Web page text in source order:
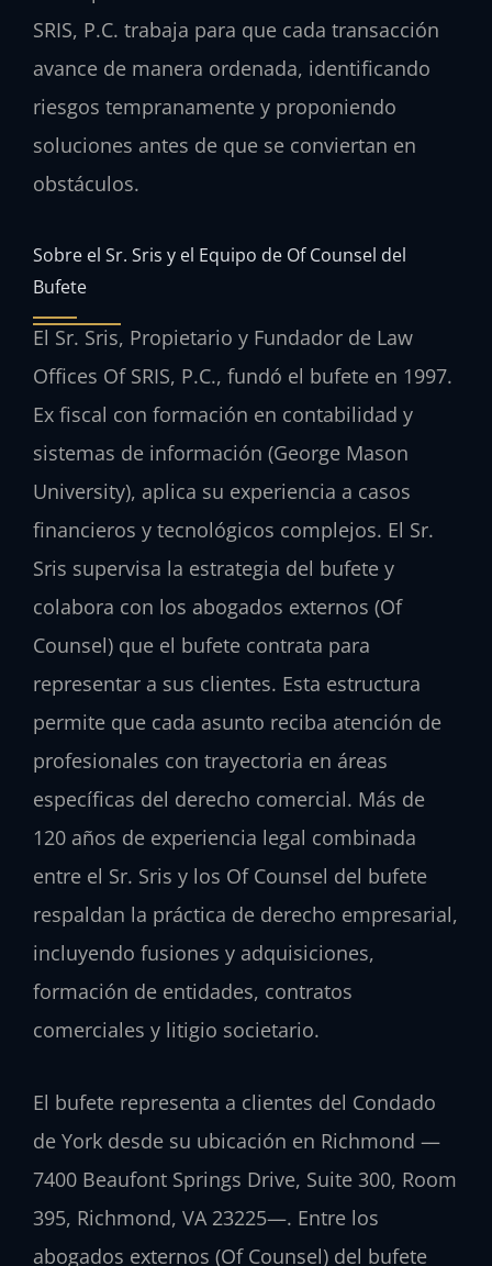
SRIS, P.C. trabaja para que cada transacción
avance de manera ordenada, identificando
riesgos tempranamente y proponiendo
soluciones antes de que se conviertan en
obstáculos.
Sobre el Sr. Sris y el Equipo de Of Counsel del
Bufete
El Sr. Sris, Propietario y Fundador de Law
Offices Of SRIS, P.C., fundó el bufete en 1997.
Ex fiscal con formación en contabilidad y
sistemas de información (George Mason
University), aplica su experiencia a casos
financieros y tecnológicos complejos. El Sr.
Sris supervisa la estrategia del bufete y
colabora con los abogados externos (Of
Counsel) que el bufete contrata para
representar a sus clientes. Esta estructura
permite que cada asunto reciba atención de
profesionales con trayectoria en áreas
específicas del derecho comercial. Más de
120 años de experiencia legal combinada
entre el Sr. Sris y los Of Counsel del bufete
respaldan la práctica de derecho empresarial,
incluyendo fusiones y adquisiciones,
formación de entidades, contratos
comerciales y litigio societario.
El bufete representa a clientes del Condado
de York desde su ubicación en Richmond —
7400 Beaufont Springs Drive, Suite 300, Room
395, Richmond, VA 23225—. Entre los
abogados externos (Of Counsel) del bufete